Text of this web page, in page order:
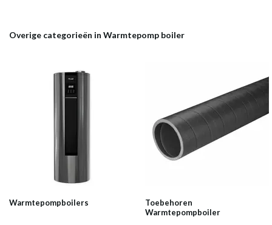
Overige categorieën in Warmtepomp boiler
Warmtepompboilers
Toebehoren
Warmtepompboiler